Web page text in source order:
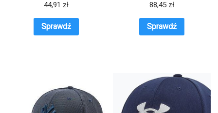
44,91 zł
Sprawdź
88,45 zł
Sprawdź